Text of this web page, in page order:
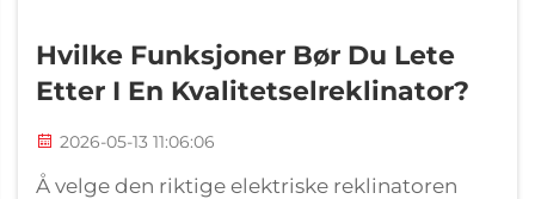
Hvilke Funksjoner Bør Du Lete
Etter I En Kvalitetselreklinator?
2026-05-13 11:06:06
Å velge den riktige elektriske reklinatoren